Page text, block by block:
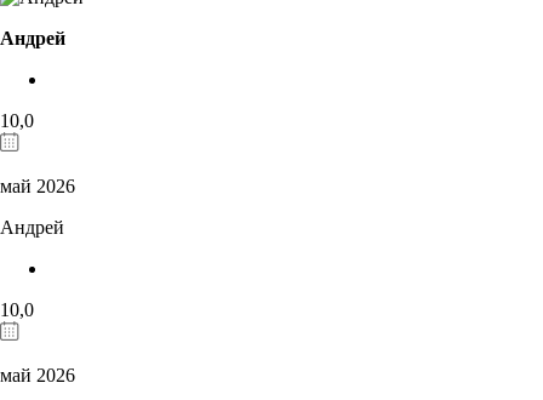
Андрей
10,0
май 2026
Андрей
10,0
май 2026